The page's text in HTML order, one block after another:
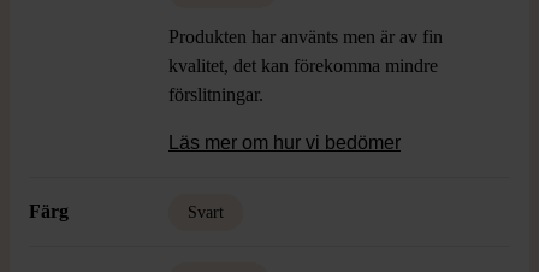
Produkten har använts men är av fin
kvalitet, det kan förekomma mindre
förslitningar.
Läs mer om hur vi bedömer
Färg Svart